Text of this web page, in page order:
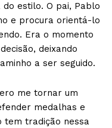
estilo. O pai, Pablo
e procura orientá-lo
Era o momento
deixando
a ser seguido.
me tornar um
medalhas e
tem tradição nessa